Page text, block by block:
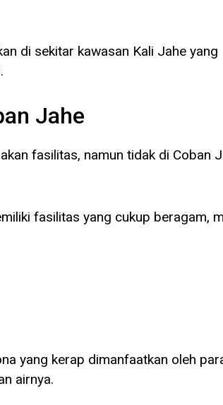
di sekitar kawasan Kali Jahe yang
Jahe
fasilitas, namun tidak di Coban
fasilitas yang cukup beragam,
yang kerap dimanfaatkan oleh
airnya.